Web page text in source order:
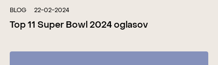
BLOG 22-02-2024
Top 11 Super Bowl 2024 oglasov